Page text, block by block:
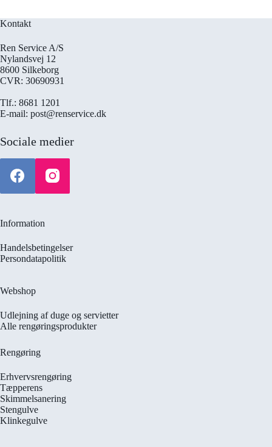
Kontakt
Ren Service A/S
Nylandsvej 12
8600 Silkeborg
CVR: 30690931
Tlf.: 8681 1201
E-mail: post@renservice.dk
Sociale medier
Information
Handelsbetingelser
Persondatapolitik
Webshop
Udlejning af duge og servietter
Alle rengøringsprodukter
Rengøring
Erhvervsrengøring
Tæpperens
Skimmelsanering
Stengulve
Klinkegulve